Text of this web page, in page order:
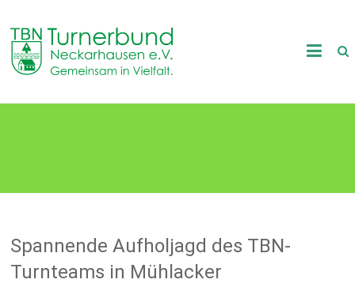
content
TB
Neckarhausen
in
Spannende Aufholjagd des TBN-
Turnteams in Mühlacker